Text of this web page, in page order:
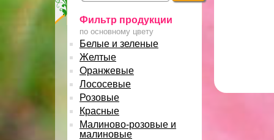
Фильтр продукции
по основному цвету
Белые и зеленые
Желтые
Оранжевые
Лососевые
Розовые
Красные
Малиново-розовые и
малиновые